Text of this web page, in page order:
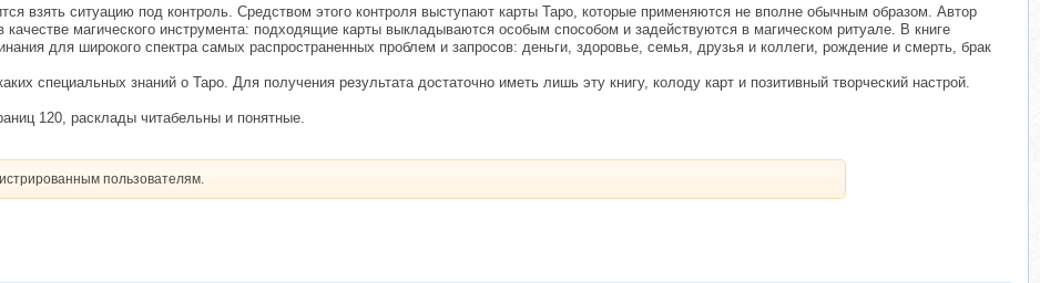
взять ситуацию под контроль. Средством этого контроля выступают карты Таро, которые применяются не вполне обычным образом. Автор
качестве магического инструмента: подходящие карты выкладываются особым способом и задействуются в магическом ритуале. В книге
для широкого спектра самых распространенных проблем и запросов: деньги, здоровье, семья, друзья и коллеги, рождение и смерть, брак
специальных знаний о Таро. Для получения результата достаточно иметь лишь эту книгу, колоду карт и позитивный творческий настрой.
120, расклады читабельны и понятные.
пользователям.